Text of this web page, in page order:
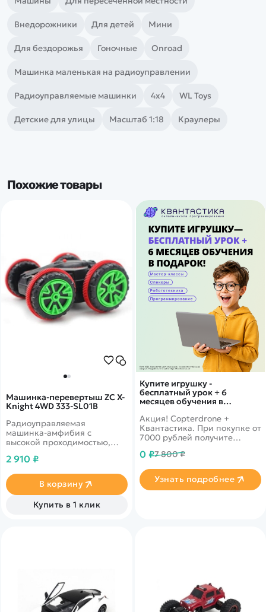
Внедорожники Для детей Мини
Для бездорожья Гоночные Onroad
Машинка маленькая на радиоуправлении
Радиоуправляемые машинки 4х4 WL Toys
Детские для улицы Масштаб 1:18 Краулеры
Похожие товары
Купите игрушку -
бесплатный урок + 6
месяцев обучения в
Акция! Copterdrone +
Квантастика. При покупке от
7000 рублей получите
нашего партнера
0 ₽7 800 ₽
Узнать подробнее
Машинка-перевертыш ZC X-
Knight 4WD 333-SL01B
Радиоуправляемая
машинка-амфибия с
высокой проходимостью,
преодолевает любые, в том
препятствия.
2 910 ₽
В корзину
Купить в 1 клик